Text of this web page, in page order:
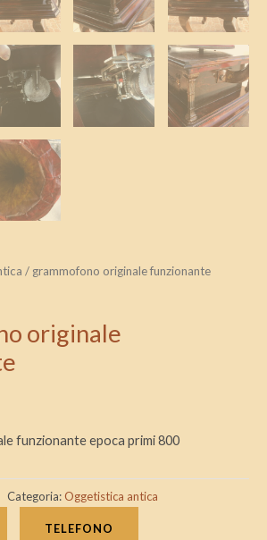
/ grammofono originale funzionante
originale
funzionante epoca primi 800
Categoria: Oggetistica antica
TELEFONO